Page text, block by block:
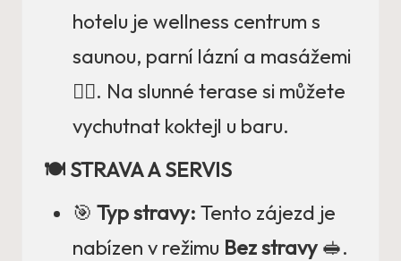
hotelu je wellness centrum s
saunou, parní lázní a masážemi
🧖‍♀️. Na slunné terase si můžete
vychutnat koktejl u baru.
🍽️ STRAVA A SERVIS
🎯 Typ stravy: Tento zájezd je
nabízen v režimu Bez stravy 🥪.